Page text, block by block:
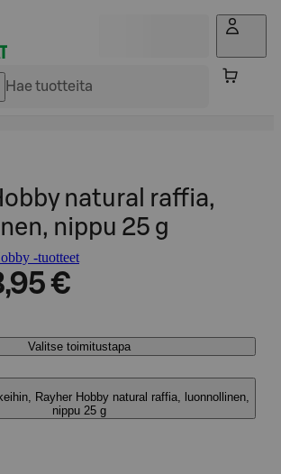
natural raffia,
nippu 25 g
-tuotteet
€
Valitse toimitustapa
Rayher Hobby natural raffia, luonnollinen,
nippu 25 g